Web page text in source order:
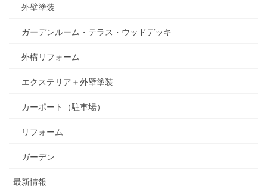
外壁塗装
ガーデンルーム・テラス・ウッドデッキ
外構リフォーム
エクステリア＋外壁塗装
カーポート（駐車場）
リフォーム
ガーデン
最新情報